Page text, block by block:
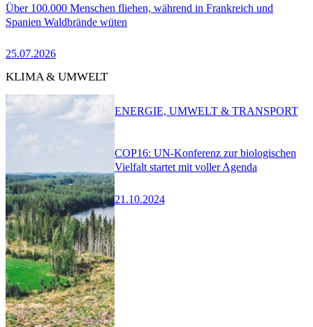
Über 100.000 Menschen fliehen, während in Frankreich und
Spanien Waldbrände wüten
25.07.2026
KLIMA & UMWELT
COP16: UN-Konferenz zur biologischen
Vielfalt startet mit voller Agenda
21.10.2024
ENERGIE, UMWELT & TRANSPORT